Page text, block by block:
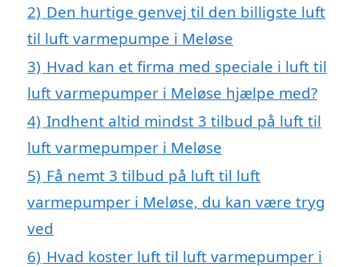
2) Den hurtige genvej til den billigste luft
til luft varmepumpe i Meløse
3) Hvad kan et firma med speciale i luft til
luft varmepumper i Meløse hjælpe med?
4) Indhent altid mindst 3 tilbud på luft til
luft varmepumper i Meløse
5) Få nemt 3 tilbud på luft til luft
varmepumper i Meløse, du kan være tryg
ved
6) Hvad koster luft til luft varmepumper i